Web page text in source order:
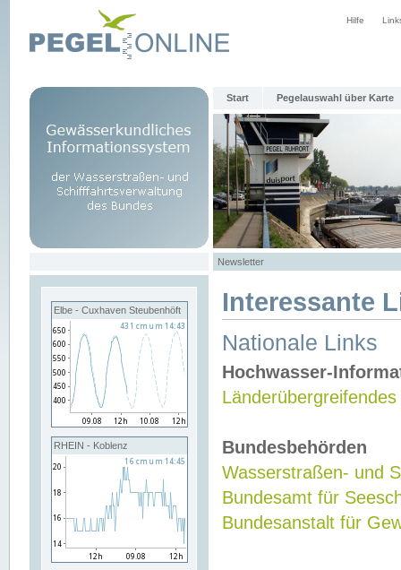
Hilfe
Start Pegelauswahl über Karte
Newsletter
Elbe - Cuxhaven Steubenhöft
RHEIN - Koblenz
Interessante
Nationale Links
Hochwasser-
Bundesbehörden
Wasserstraßen- und
Bundesamt für
Bundesanstalt für